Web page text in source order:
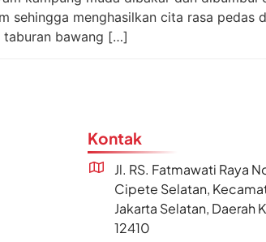
sehingga menghasilkan cita rasa pedas
taburan bawang […]
Kontak
Jl. RS. Fatmawati Raya
Cipete Selatan,
Jakarta Selatan, Daerah
12410